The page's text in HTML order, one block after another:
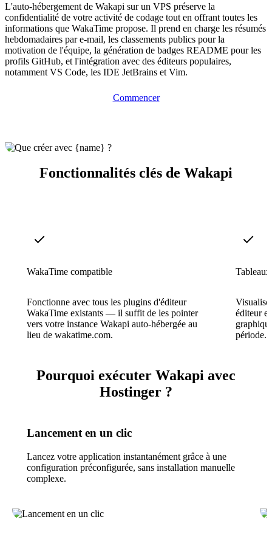
L'auto-hébergement de Wakapi sur un VPS préserve la
confidentialité de votre activité de codage tout en offrant toutes les
informations que WakaTime propose. Il prend en charge les résumés
hebdomadaires par e-mail, les classements publics pour la
motivation de l'équipe, la génération de badges README pour les
profils GitHub, et l'intégration avec des éditeurs populaires,
notamment VS Code, les IDE JetBrains et Vim.
Commencer
Fonctionnalités clés de Wakapi
WakaTime compatible
Fonctionne avec tous les plugins d'éditeur
WakaTime existants — il suffit de les pointer
vers votre instance Wakapi auto-hébergée au
lieu de wakatime.com.
éditeur
période.
Pourquoi exécuter Wakapi avec
Hostinger ?
Lancement en un clic
Lancez votre application instantanément grâce à une
configuration préconfigurée, sans installation manuelle
complexe.